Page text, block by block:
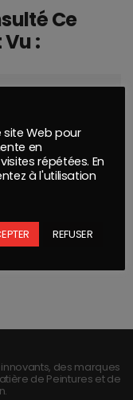
Ce
:
des marques
de Peintures et de
site Web pour
en
répétées. En
à l'utilisation
REFUSER